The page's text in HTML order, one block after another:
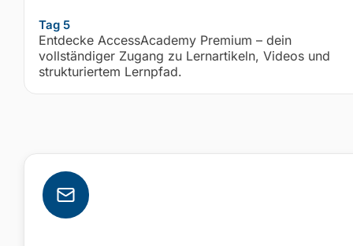
Tag 5
Entdecke AccessAcademy Premium – dein
vollständiger Zugang zu Lernartikeln, Videos und
strukturiertem Lernpfad.